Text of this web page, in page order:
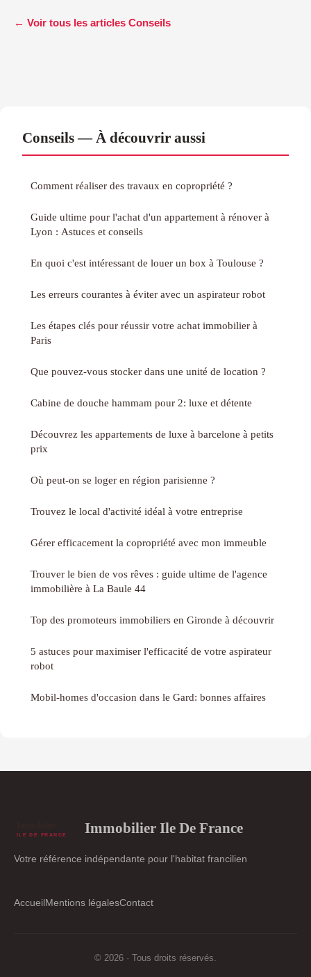
← Voir tous les articles Conseils
Conseils — À découvrir aussi
Comment réaliser des travaux en copropriété ?
Guide ultime pour l'achat d'un appartement à rénover à
Lyon : Astuces et conseils
En quoi c'est intéressant de louer un box à Toulouse ?
Les erreurs courantes à éviter avec un aspirateur robot
Les étapes clés pour réussir votre achat immobilier à
Paris
Que pouvez-vous stocker dans une unité de location ?
Cabine de douche hammam pour 2: luxe et détente
Découvrez les appartements de luxe à barcelone à petits
prix
Où peut-on se loger en région parisienne ?
Trouvez le local d'activité idéal à votre entreprise
Gérer efficacement la copropriété avec mon immeuble
Trouver le bien de vos rêves : guide ultime de l'agence
immobilière à La Baule 44
Top des promoteurs immobiliers en Gironde à découvrir
5 astuces pour maximiser l'efficacité de votre aspirateur
robot
Mobil-homes d'occasion dans le Gard: bonnes affaires
Immobilier Ile De France
Votre référence indépendante pour l'habitat francilien
AccueilMentions légalesContact
© 2026 · Tous droits réservés.